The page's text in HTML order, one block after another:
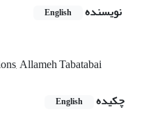
نویسنده English
Allameh Tabatabai
چکیده
English